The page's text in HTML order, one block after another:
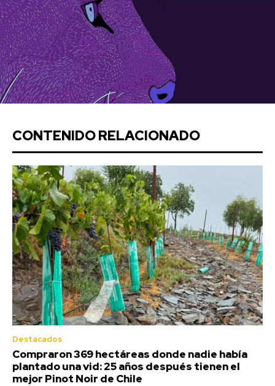
CONTENIDO RELACIONADO
Destacados
Compraron 369 hectáreas donde nadie había
plantado una vid: 25 años después tienen el
mejor Pinot Noir de Chile